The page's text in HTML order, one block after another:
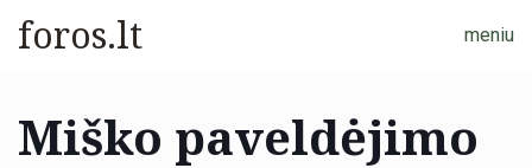
foros.lt meniu
Miško paveldėjimo